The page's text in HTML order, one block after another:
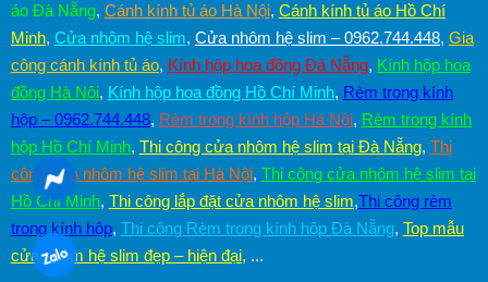
áo Đà Nẵng, Cánh kính tủ áo Hà Nội, Cánh kính tủ áo Hồ Chí
Minh, Cửa nhôm hệ slim, Cửa nhôm hệ slim – 0962.744.448, Gia
công cánh kính tủ áo, Kính hộp hoa đồng Đà Nẵng, Kính hộp hoa
đồng Hà Nội, Kính hộp hoa đồng Hồ Chí Minh, Rèm trong kính
hộp – 0962.744.448, Rèm trong kính hộp Hà Nội, Rèm trong kính
hộp Hồ Chí Minh, Thi công cửa nhôm hệ slim tại Đà Nẵng, Thi
công cửa nhôm hệ slim tại Hà Nội, Thi công cửa nhôm hệ slim tại
Hồ Chí Minh, Thi công lắp đặt cửa nhôm hệ slim,Thi công rèm
trong kính hộp, Thi công Rèm trong kính hộp Đà Nẵng, Top mẫu
cửa nhôm hệ slim đẹp – hiện đại, ...